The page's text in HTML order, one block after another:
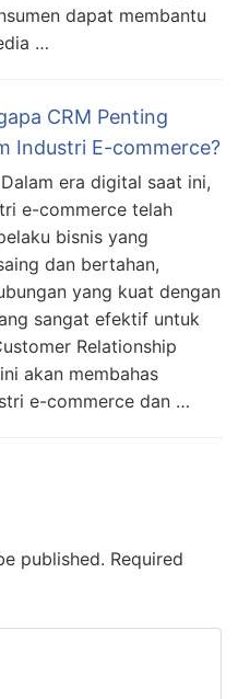
dapat membantu
…
CRM Penting
Industri E-commerce?
era digital saat ini,
e-commerce telah
bisnis yang
dan bertahan,
yang kuat dengan
sangat efektif untuk
Relationship
akan membahas
e-commerce dan …
published. Required